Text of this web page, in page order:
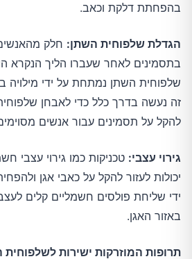
בהפחתת דלקת וכאב.
הגדלת שלפוחית השתן: חלק
בתסמינים לאחר שעברו הליך הנקרא
שלפוחית השתן נמתחת על ידי מילויה
זה נעשה בדרך כלל כדי לאבחן
להקל על תסמינים עבור אנשים
גירוי עצבי:
יכולות לעזור להקל על כאבי אגן
ידי שליחת פולסים חשמליים קלים
באזור האגן.
תרופות המוזרקות ישירות